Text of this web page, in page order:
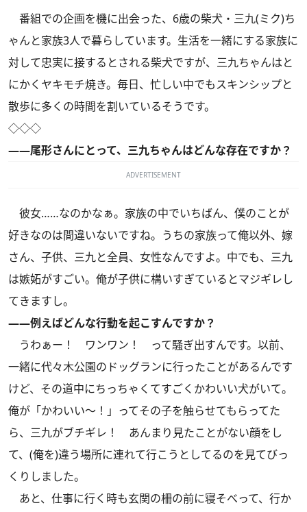
番組での企画を機に出会った、6歳の柴犬・三九(ミク)ち
ゃんと家族3人で暮らしています。生活を一緒にする家族に
対して忠実に接するとされる柴犬ですが、三九ちゃんはと
にかくヤキモチ焼き。毎日、忙しい中でもスキンシップと
散歩に多くの時間を割いているそうです。
◇◇◇
――尾形さんにとって、三九ちゃんはどんな存在ですか？
ADVERTISEMENT
彼女……なのかなぁ。家族の中でいちばん、僕のことが
好きなのは間違いないですね。うちの家族って俺以外、嫁
さん、子供、三九と全員、女性なんですよ。中でも、三九
は嫉妬がすごい。俺が子供に構いすぎているとマジギレし
てきますし。
――例えばどんな行動を起こすんですか？
うわぁー！ ワンワン！ って騒ぎ出すんです。以前、
一緒に代々木公園のドッグランに行ったことがあるんです
けど、その道中にちっちゃくてすごくかわいい犬がいて。
俺が「かわいい～！」ってその子を触らせてもらってた
ら、三九がブチギレ！ あんまり見たことがない顔をし
て、(俺を)違う場所に連れて行こうとしてるのを見てびっ
くりしました。
あと、仕事に行く時も玄関の柵の前に寝そべって、行か